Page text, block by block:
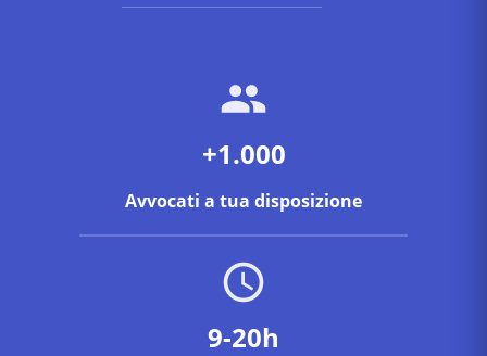
+1.000
Avvocati a tua disposizione
9-20h